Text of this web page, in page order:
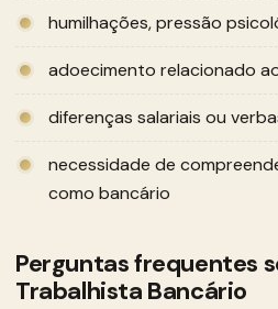
humilhações, pressão
adoecimento relacionado
diferenças salariais ou
necessidade de
como bancário
Perguntas frequentes
Trabalhista Bancário